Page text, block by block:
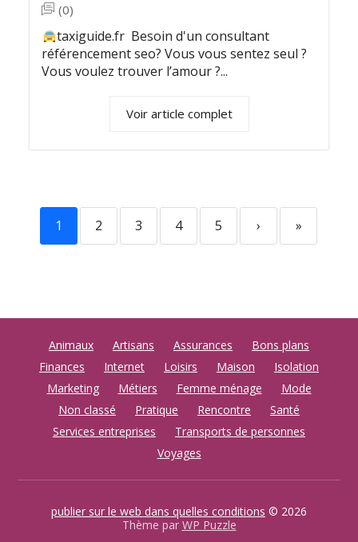
(0)
taxiguide.fr Besoin d'un consultant
référencement seo? Vous vous sentez seul ?
Vous voulez trouver l’amour ?...
Voir article complet
1 2 3 4 5 › »
Animaux Artisans Assurances
Bons plans
Finances
Internet Loisirs Maison
Isolation
Marketing
Métiers Femme ménage
Mode
Non classé
Pratique Rencontre
Santé
Services entreprises
Transports de personnes
Voyages
publier sur le web dans quelles conditions © 2026
Thème par WP Puzzle